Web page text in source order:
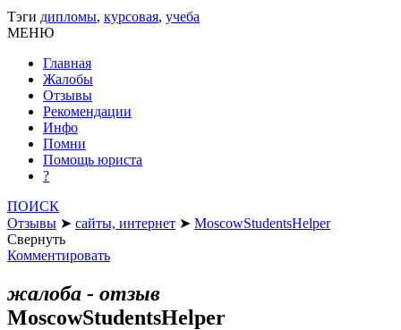
Тэги дипломы, курсовая, учеба
МЕНЮ
Главная
Жалобы
Отзывы
Рекомендации
Инфо
Помни
Помощь юриста
?
ПОИСК
Отзывы ➤ сайты, интернет ➤ MoscowStudentsHelper
Свернуть
Комментировать
жалоба - отзыв
MoscowStudentsHelper